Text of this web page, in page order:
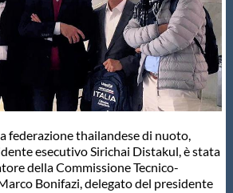
federazione thailandese di nuoto,
esecutivo Sirichai Distakul, è stata
della Commissione Tecnico-
Bonifazi, delegato del presidente